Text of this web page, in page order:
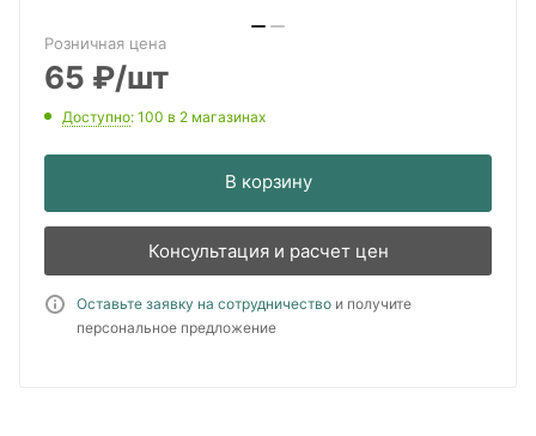
Розничная цена
65 ₽/шт
Доступно: 100 в 2 магазинах
В корзину
Консультация и расчет цен
Оставьте заявку на сотрудничество и получите
персональное предложение